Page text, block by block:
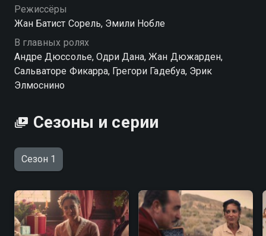
Режиссёры
Жан Батист Сорель, Эмили Нобле
В главных ролях
Андре Дюссолье, Одри Дана, Жан Дюжарден,
Сальваторе Фикарра, Грегори Гадебуа, Эрик
Элмоснино
Сезоны и серии
Сезон 1